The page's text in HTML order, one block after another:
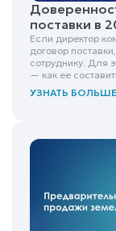
поставки в
Если директор
договор
сотруднику. Для
— как ее
УЗНАТЬ БОЛЬШЕ